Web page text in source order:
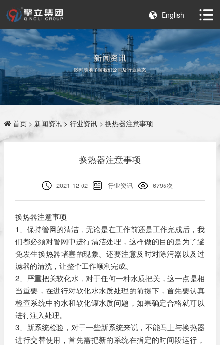
English
首页> 新闻资讯> 行业资讯> 换热器注意事项
换热器注意事项
2021-12-02 行业资讯 6795次
换热器注意事项
1、保持管网的清洁，无论是在工作前还是工作完成后，我
们都必须对管网中进行清洁处理，这样做的目的是为了避
免发生换热器堵塞的现象。还要注意及时对除污器以及过
滤器的清洗，让整个工作顺利完成。
2、严重把关软化水，对于任何一种水质把关，这一点是相
当重要，在进行对软化水水质处理的前提下，首先要认真
检查系统中的水和软化罐水质问题，如果确定合格就可以
进行注入处理。
3、新系统检验，对于一些新系统来说，不能马上与换热器
进行交替使用，首先需把新的系统在指定的时间段运行，